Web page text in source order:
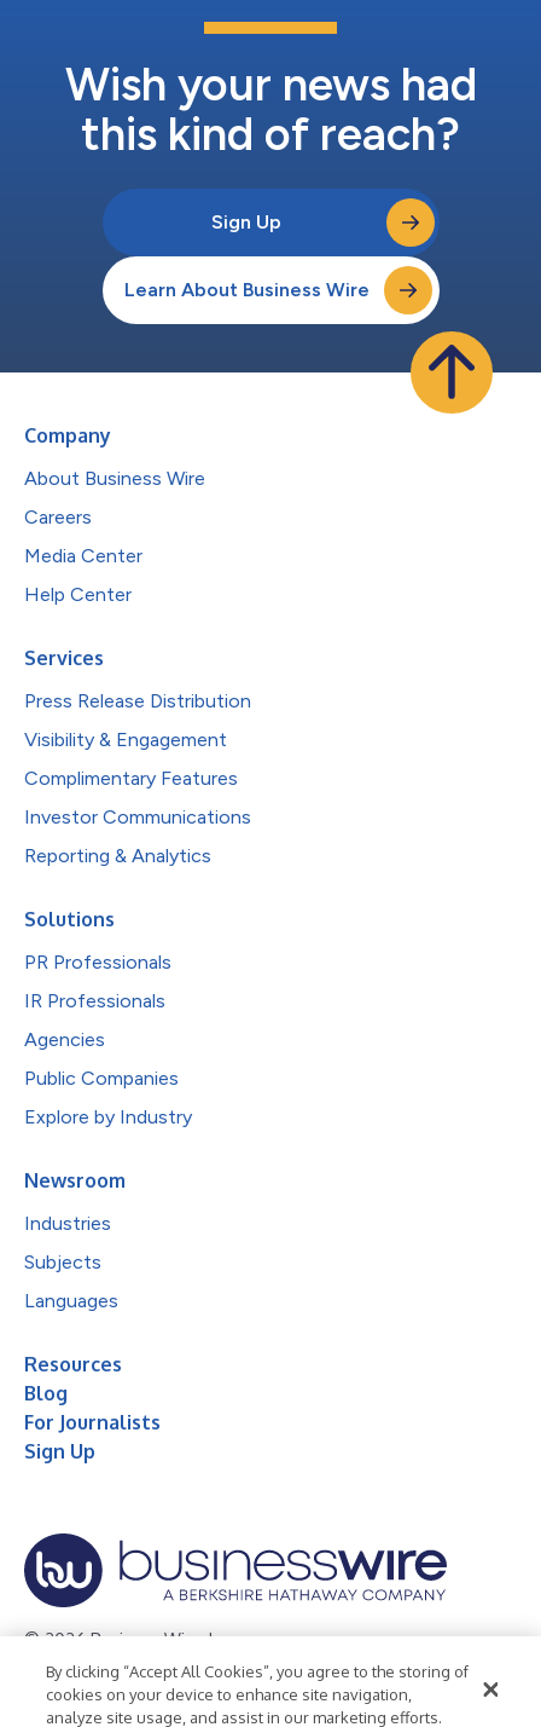
境、社会和治理(ESG)日益融入公司业务战略的重要性。加入联合
国全球契约对于我们在开发仓储自动化解决方案的过程中改进可持
Wish your news had
this kind of reach?
Sign Up
Learn About Business Wire
Company
About Business Wire
Careers
Media Center
Help Center
Services
Press Release Distribution
Visibility & Engagement
Complimentary Features
Investor Communications
Reporting & Analytics
Solutions
PR Professionals
IR Professionals
Agencies
Public Companies
Explore by Industry
Newsroom
Industries
Subjects
Languages
Resources
Blog
For Journalists
Sign Up
© 2026 Business Wire, Inc.
Privacy Policy Cookie Policy
Accessibility Statement
Terms of Use
Legal
By clicking “Accept All Cookies”, you agree to the storing of
cookies on your device to enhance site navigation,
analyze site usage, and assist in our marketing efforts.